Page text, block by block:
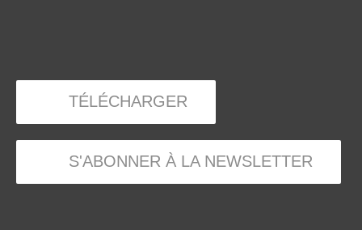
TÉLÉCHARGER
S'ABONNER À LA NEWSLETTER